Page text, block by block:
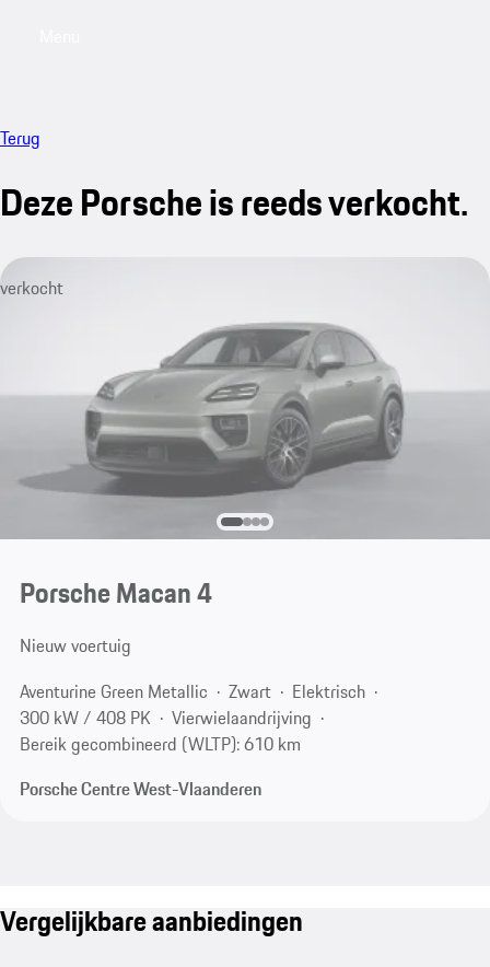
Terug
Deze Porsche is reeds verkocht.
verkocht
Porsche Macan 4
Nieuw voertuig
Aventurine Green Metallic
Zwart
Elektrisch
300 kW / 408 PK
Vierwielaandrijving
Bereik gecombineerd (WLTP): 610 km
Porsche Centre West-Vlaanderen
Vergelijkbare aanbiedingen